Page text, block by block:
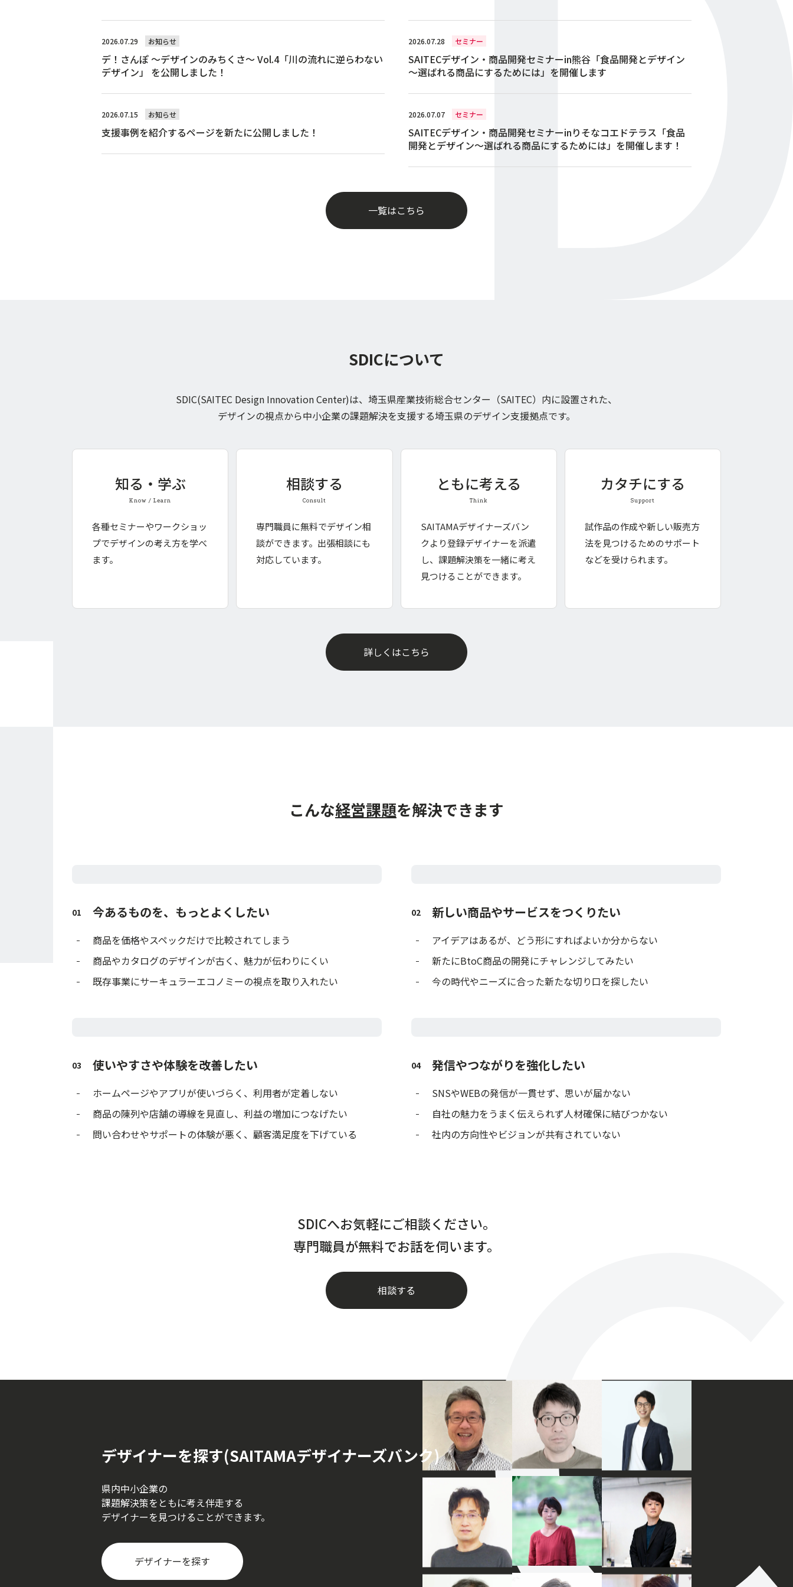
2026.07.29 お知らせ
デ！さんぽ ～デザインのみちくさ～ Vol.4「川の流れに逆らわない
デザイン」 を公開しました！
2026.07.28 セミナー
SAITECデザイン・商品開発セミナーin熊谷「食品開発とデザイン
～選ばれる商品にするためには」を開催します
2026.07.15 お知らせ
支援事例を紹介するページを新たに公開しました！
2026.07.07 セミナー
SAITECデザイン・商品開発セミナーinりそなコエドテラス「食品
開発とデザイン～選ばれる商品にするためには」を開催します！
一覧はこちら
SDICについて
SDIC(SAITEC Design Innovation Center)は、埼玉県産業技術総合センター（SAITEC）内に設置された、
デザインの視点から中小企業の課題解決を支援する埼玉県のデザイン支援拠点です。
知る・学ぶ
Know / Learn
各種セミナーやワークショッ
プでデザインの考え方を学べ
ます。
相談する
Consult
専門職員に無料でデザイン相
談ができます。出張相談にも
対応しています。
ともに考える
Think
SAITAMAデザイナーズバン
クより登録デザイナーを派遣
し、課題解決策を一緒に考え
見つけることができます。
カタチにする
Support
試作品の作成や新しい販売方
法を見つけるためのサポート
などを受けられます。
詳しくはこちら
こんな経営課題を解決できます
01 今あるものを、もっとよくしたい
商品を価格やスペックだけで比較されてしまう
商品やカタログのデザインが古く、魅力が伝わりにくい
既存事業にサーキュラーエコノミーの視点を取り入れたい
02 新しい商品やサービスをつくりたい
アイデアはあるが、どう形にすればよいか分からない
新たにBtoC商品の開発にチャレンジしてみたい
今の時代やニーズに合った新たな切り口を探したい
03 使いやすさや体験を改善したい
ホームページやアプリが使いづらく、利用者が定着しない
商品の陳列や店舗の導線を見直し、利益の増加につなげたい
問い合わせやサポートの体験が悪く、顧客満足度を下げている
04 発信やつながりを強化したい
SNSやWEBの発信が一貫せず、思いが届かない
自社の魅力をうまく伝えられず人材確保に結びつかない
社内の方向性やビジョンが共有されていない
SDICへお気軽にご相談ください。
専門職員が無料でお話を伺います。
相談する
デザイナーを探す(SAITAMAデザイナーズバンク)
県内中小企業の
課題解決策をともに考え伴走する
デザイナーを見つけることができます。
デザイナーを探す